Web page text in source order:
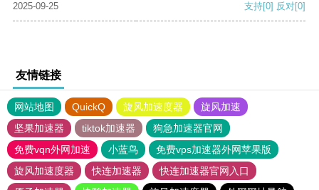
2025-09-25 支持[0] 反对[0]
友情链接
网站地图 QuickQ 旋风加速度器
旋风加速
坚果加速器
tiktok加速器
狗急加速器官网
免费vqn外网加速
小蓝鸟
免费vps加速器外网苹果版
旋风加速度器
快连加速器
快连加速器官网入口